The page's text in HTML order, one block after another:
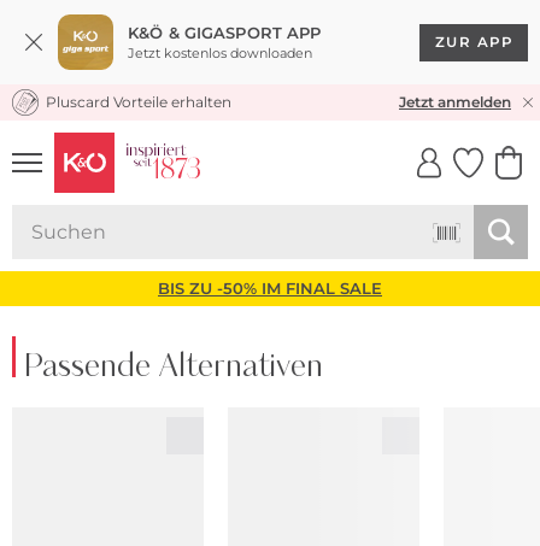
K&Ö & GIGASPORT APP
Jetzt kostenlos downloaden
ZUR APP
KOSTENLOSER VERSAND* & RÜCKVERSAND
Pluscard Vorteile erhalten Jetzt anmelden
UNSERE APP
CLICK &
BIS ZU -50% IM FINAL SALE
Passende Alternativen